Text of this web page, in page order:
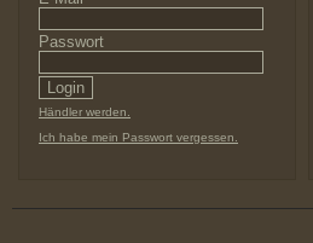
Passwort
Händler werden.
Ich habe mein Passwort vergessen.